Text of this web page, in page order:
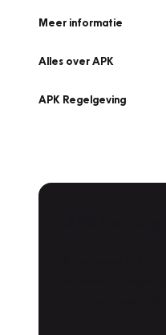
Meer informatie
Alles over APK
APK Regelgeving